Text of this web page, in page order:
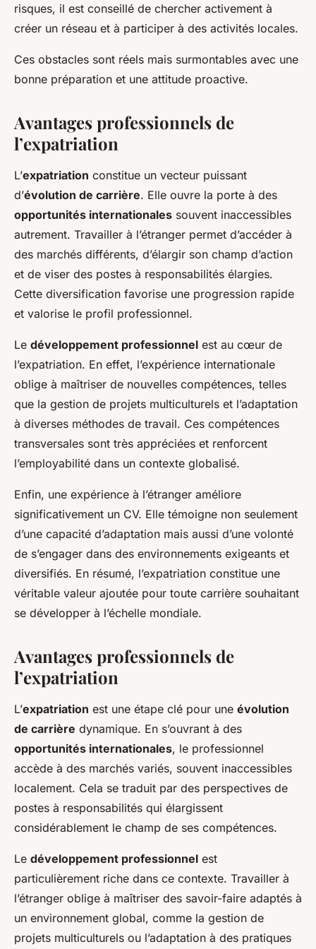
risques, il est conseillé de chercher activement à
créer un réseau et à participer à des activités locales.
Ces obstacles sont réels mais surmontables avec une
bonne préparation et une attitude proactive.
Avantages professionnels de
l’expatriation
L’expatriation constitue un vecteur puissant
d’évolution de carrière. Elle ouvre la porte à des
opportunités internationales souvent inaccessibles
autrement. Travailler à l’étranger permet d’accéder à
des marchés différents, d’élargir son champ d’action
et de viser des postes à responsabilités élargies.
Cette diversification favorise une progression rapide
et valorise le profil professionnel.
Le développement professionnel est au cœur de
l’expatriation. En effet, l’expérience internationale
oblige à maîtriser de nouvelles compétences, telles
que la gestion de projets multiculturels et l’adaptation
à diverses méthodes de travail. Ces compétences
transversales sont très appréciées et renforcent
l’employabilité dans un contexte globalisé.
Enfin, une expérience à l’étranger améliore
significativement un CV. Elle témoigne non seulement
d’une capacité d’adaptation mais aussi d’une volonté
de s’engager dans des environnements exigeants et
diversifiés. En résumé, l’expatriation constitue une
véritable valeur ajoutée pour toute carrière souhaitant
se développer à l’échelle mondiale.
Avantages professionnels de
l’expatriation
L’expatriation est une étape clé pour une évolution
de carrière dynamique. En s’ouvrant à des
opportunités internationales, le professionnel
accède à des marchés variés, souvent inaccessibles
localement. Cela se traduit par des perspectives de
postes à responsabilités qui élargissent
considérablement le champ de ses compétences.
Le développement professionnel est
particulièrement riche dans ce contexte. Travailler à
l’étranger oblige à maîtriser des savoir-faire adaptés à
un environnement global, comme la gestion de
projets multiculturels ou l’adaptation à des pratiques